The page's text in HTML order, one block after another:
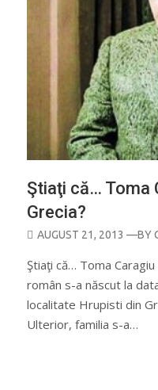
Ştiaţi că… Toma
Grecia?
POSTED
AUGUST 21, 2013 —BY
Ştiaţi că… Toma
român s-a născut la
localitate Hrupisti din
Ulterior, familia s-a…